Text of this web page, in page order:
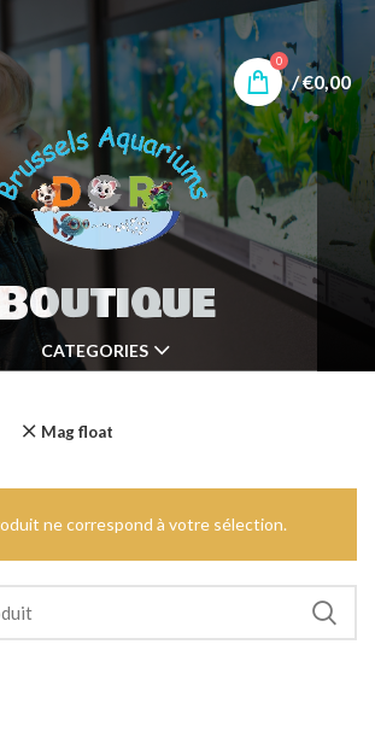
0
/€0,00
CATEGORIES
Mag float
ne correspond à votre sélection.